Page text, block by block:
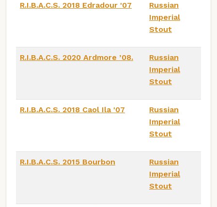
R.I.B.A.C.S. 2018 Edradour '07
Russian
Imperial
Stout
R.I.B.A.C.S. 2020 Ardmore ’08.
Russian
Imperial
Stout
R.I.B.A.C.S. 2018 Caol Ila '07
Russian
Imperial
Stout
R.I.B.A.C.S. 2015 Bourbon
Russian
Imperial
Stout